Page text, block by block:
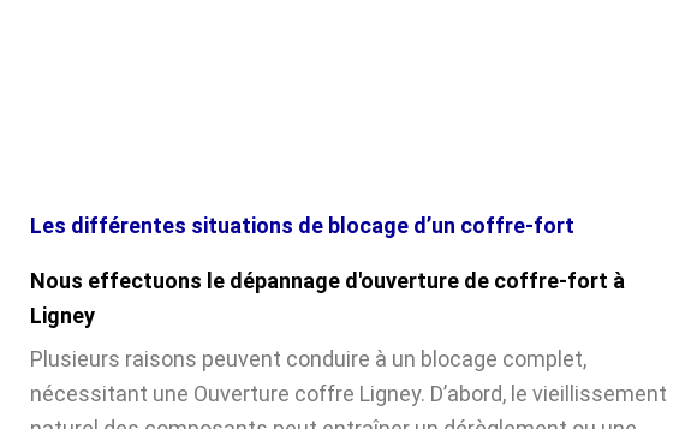
Les différentes situations de blocage d’un coffre-fort
Nous effectuons le dépannage d'ouverture de coffre-fort à
Ligney
Plusieurs raisons peuvent conduire à un blocage complet,
nécessitant une Ouverture coffre Ligney. D’abord, le vieillissement